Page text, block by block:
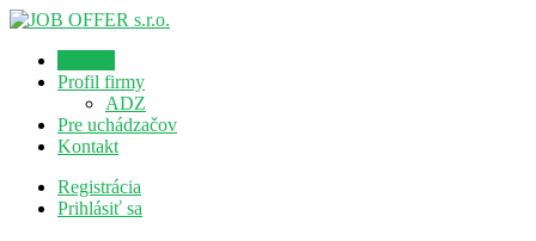
Profil firmy
ADZ
Pre uchádzačov
Kontakt
Registrácia
Prihlásiť sa